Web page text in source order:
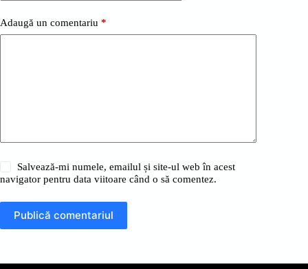
Adaugă un comentariu *
Salvează-mi numele, emailul și site-ul web în acest
navigator pentru data viitoare când o să comentez.
Publică comentariul